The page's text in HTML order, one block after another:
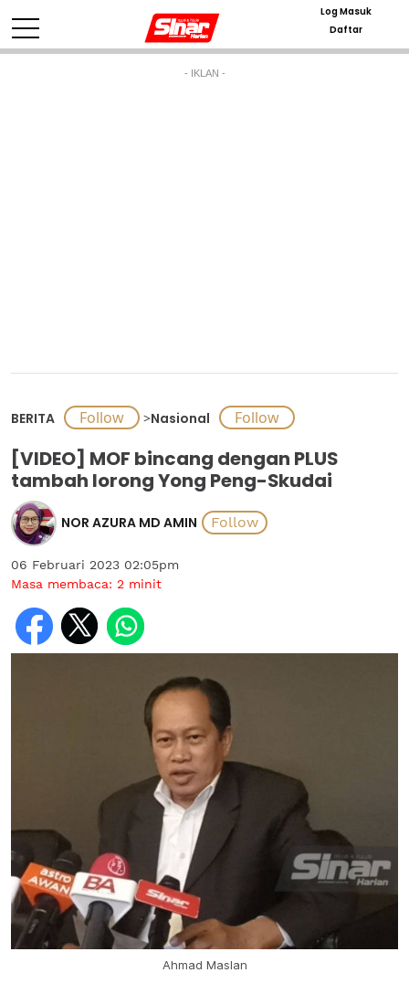
Log Masuk
Daftar
- IKLAN -
BERITA >Nasional
[VIDEO] MOF bincang dengan PLUS
tambah lorong Yong Peng-Skudai
NOR AZURA MD AMIN
06 Februari 2023 02:05pm
Masa membaca: 2 minit
Ahmad Maslan